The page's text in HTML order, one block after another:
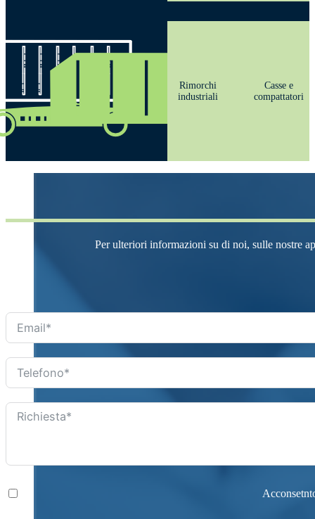
Rimorchi
industriali
Casse e
compattatori
Per ulteriori informazioni su di noi, sulle nostre